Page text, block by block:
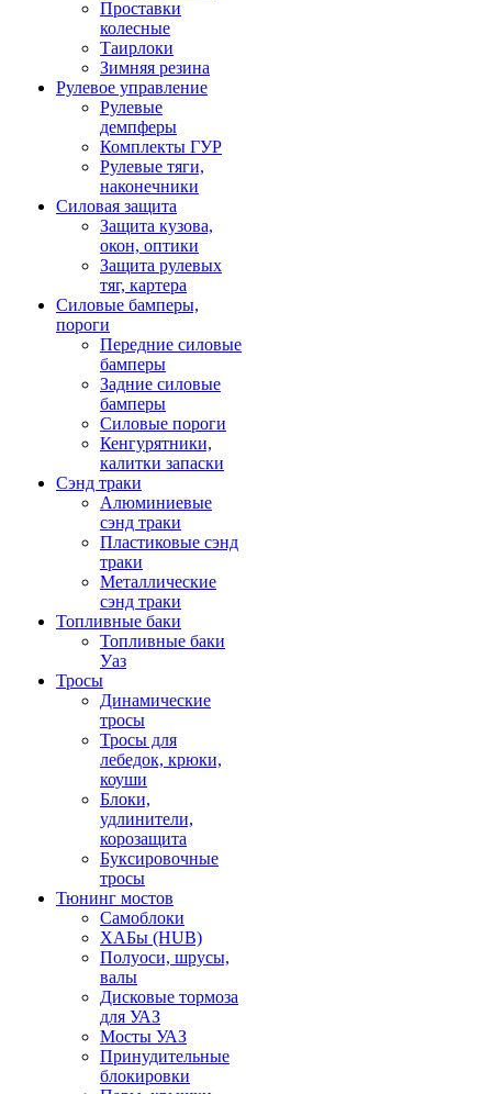
Проставки
колесные
Таирлоки
Зимняя резина
Рулевое управление
Рулевые
демпферы
Комплекты ГУР
Рулевые тяги,
наконечники
Силовая защита
Защита кузова,
окон, оптики
Защита рулевых
тяг, картера
Силовые бамперы,
пороги
Передние силовые
бамперы
Задние силовые
бамперы
Силовые пороги
Кенгурятники,
калитки запаски
Сэнд траки
Алюминиевые
сэнд траки
Пластиковые сэнд
траки
Металлические
сэнд траки
Топливные баки
Топливные баки
Уаз
Тросы
Динамические
тросы
Тросы для
лебедок, крюки,
коуши
Блоки,
удлинители,
корозащита
Буксировочные
тросы
Тюнинг мостов
Самоблоки
ХАБы (HUB)
Полуоси, шрусы,
валы
Дисковые тормоза
для УАЗ
Мосты УАЗ
Принудительные
блокировки